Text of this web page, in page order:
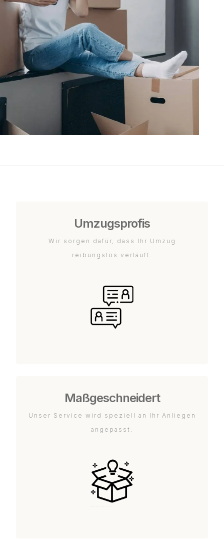
Umzugsprofis
Wir sorgen dafür, dass Ihr Umzug
reibungslos verläuft.
Maßgeschneidert
Unser Service wird speziell an Ihr Anliegen
angepasst.